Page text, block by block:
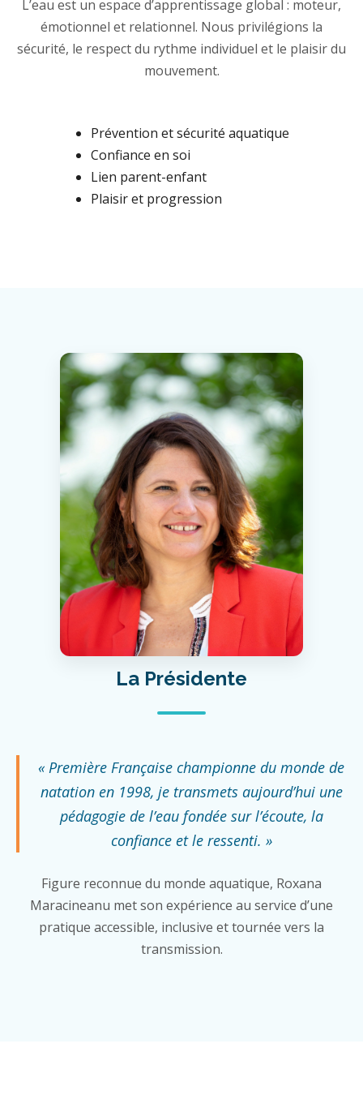
L’eau est un espace d’apprentissage global : moteur,
émotionnel et relationnel. Nous privilégions la
sécurité, le respect du rythme individuel et le plaisir du
mouvement.
Prévention et sécurité aquatique
Confiance en soi
Lien parent-enfant
Plaisir et progression
La Présidente
« Première Française championne du monde de
natation en 1998, je transmets aujourd’hui une
pédagogie de l’eau fondée sur l’écoute, la
confiance et le ressenti. »
Figure reconnue du monde aquatique, Roxana
Maracineanu met son expérience au service d’une
pratique accessible, inclusive et tournée vers la
transmission.